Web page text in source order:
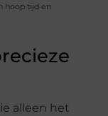
hoop tijd en
alleen het